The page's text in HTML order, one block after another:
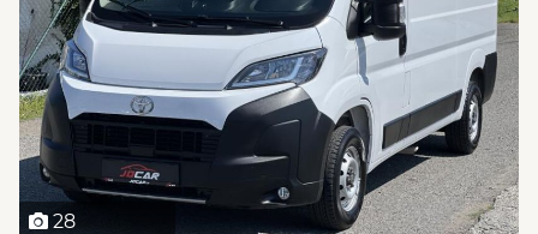
28